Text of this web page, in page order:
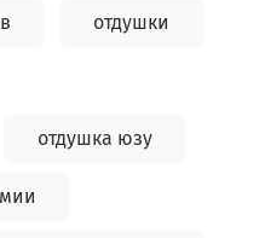
отдушки
отдушка юзу